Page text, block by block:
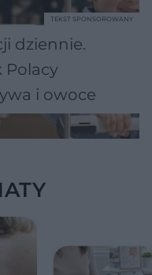
dziennie.
Polacy
i owoce
TEKST SPONSOROWANY